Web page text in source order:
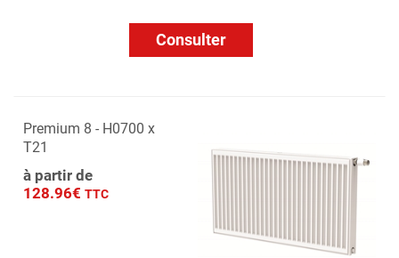
Consulter
Premium 8 - H0700 x
T21
à partir de
128.96€ TTC